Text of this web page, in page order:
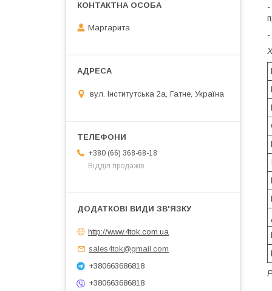
-
-
Маргарита
вул. Інститутська 2а, Гатне, Україна
+380 (66) 368-68-18
Відділ продажів
http://www.4tok.com.ua
sales4tok@gmail.com
+380663686818
+380663686818